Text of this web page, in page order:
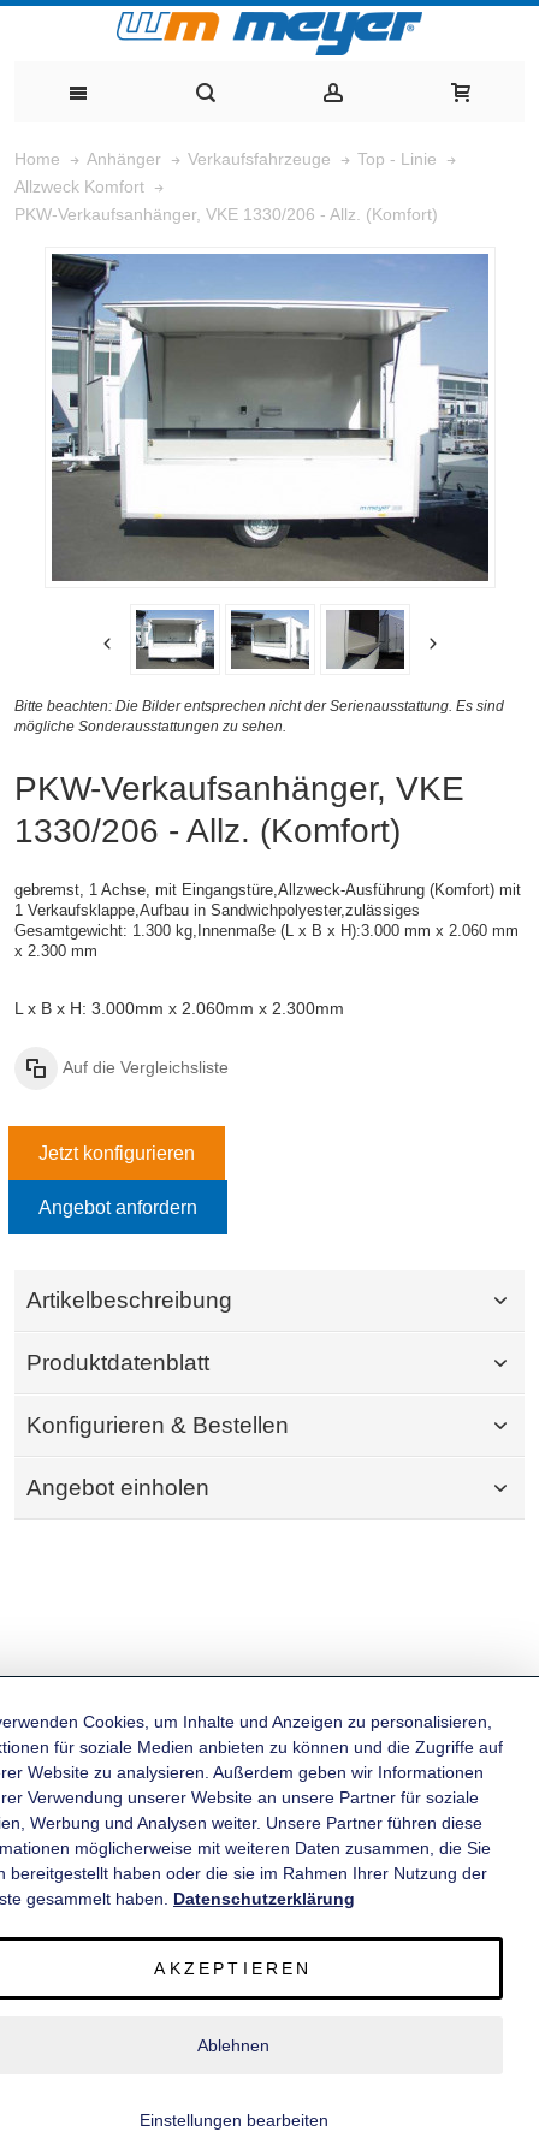
Home Anhänger Verkaufsfahrzeuge
Top - Linie
Allzweck Komfort
PKW-Verkaufsanhänger, VKE 1330/206 - Allz. (Komfort)
Bitte beachten: Die Bilder entsprechen nicht der Serienausstattung. Es sind
mögliche Sonderausstattungen zu sehen.
PKW-Verkaufsanhänger, VKE
1330/206 - Allz. (Komfort)
gebremst, 1 Achse, mit Eingangstüre,Allzweck-Ausführung (Komfort) mit
1 Verkaufsklappe,Aufbau in Sandwichpolyester,zulässiges
Gesamtgewicht: 1.300 kg, Innenmaße (L x B x H):3.000 mm x 2.060 mm
x 2.300 mm
L x B x H: 3.000mm x 2.060mm x 2.300mm
Auf die Vergleichsliste
Jetzt konfigurieren
Angebot anfordern
Artikelbeschreibung
Produktdatenblatt
Konfigurieren & Bestellen
Angebot einholen
KATEGORIEN
INFORMATIONEN
© 2020 wm meyer® Fahrzeugbau AG. Alle Rechte vorbehalten.
Cookies, um Inhalte und Anzeigen zu personalisieren,
für soziale Medien anbieten zu können und die Zugriffe auf
Website zu analysieren. Außerdem geben wir Informationen
Verwendung unserer Website an unsere Partner für soziale
Werbung und Analysen weiter. Unsere Partner führen diese
möglicherweise mit weiteren Daten zusammen, die Sie
bereitgestellt haben oder die sie im Rahmen Ihrer Nutzung der
gesammelt haben. Datenschutzerklärung
AKZEPTIEREN
Ablehnen
Einstellungen bearbeiten